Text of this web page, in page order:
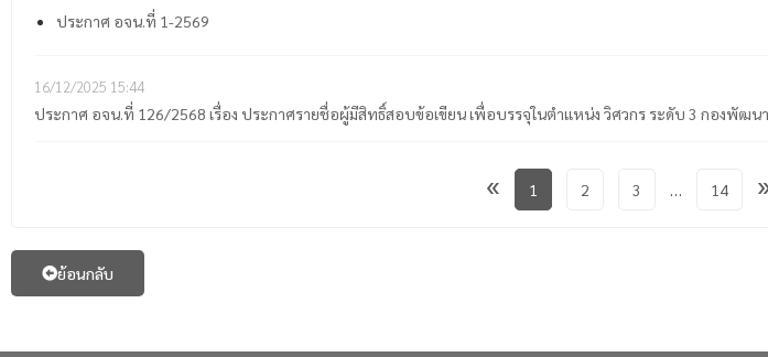
ประกาศ อจน.ที่ 1-2569
16/12/2025 15:44
ประกาศ อจน.ที่ 126/2568 เรื่อง ประกาศรายชื่อผู้มีสิทธิ์สอบข้อเขียน เพื่อบรรจุในตำแหน่ง วิศวกร ระดับ 3 กองพัฒน
« 1 2 3 … 14
ย้อนกลับ